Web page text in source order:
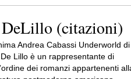
(citazioni)
Andrea Cabassi Underworld di
Lillo è un rappresentante di
dei romanzi appartenenti